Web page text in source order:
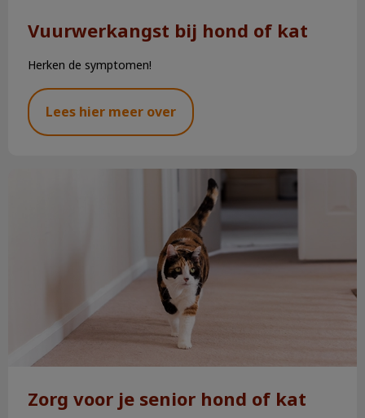
Vuurwerkangst bij hond of kat
Herken de symptomen!
Lees hier meer over
Zorg voor je senior hond of kat